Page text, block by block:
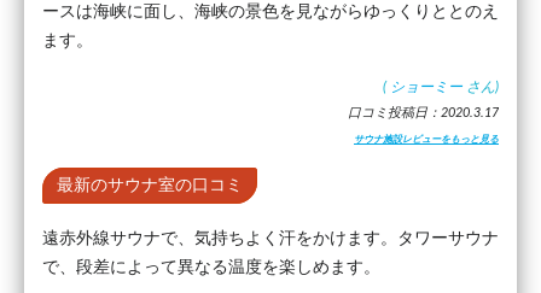
ースは海峡に面し、海峡の景色を見ながらゆっくりととのえ
ます。
( ショーミー さん)
口コミ投稿日：2020.3.17
サウナ施設レビューをもっと見る
最新のサウナ室の口コミ
遠赤外線サウナで、気持ちよく汗をかけます。タワーサウナ
で、段差によって異なる温度を楽しめます。